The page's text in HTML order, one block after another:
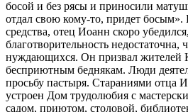
босой и без рясы и приносили
отдал свою кому-то, придет босым».
средства, отец Иоанн скоро
благотворительность недостаточна,
нуждающихся. Он призвал жителей
бесприютным беднякам. Люди
просьбу пастыря. Стараниями отца
устроен Дом трудолюбия с
садом, приютом, столовой,